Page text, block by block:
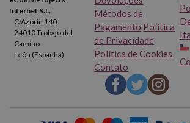
Internet S.L.
C/Azorín 140
24010 Trobajo del
Camino
León (Espanha)
Métodos de
Pagamento Política
de Privacidade
Política de Cookies
Contato